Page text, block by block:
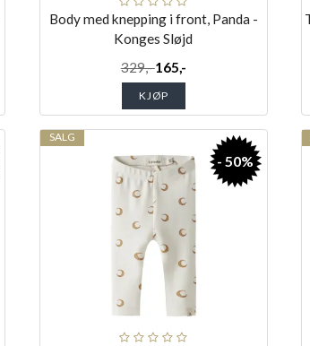
Body med knepping i front, Panda -
Konges Sløjd
329,-165,-
KJØP
SALG
- 50%